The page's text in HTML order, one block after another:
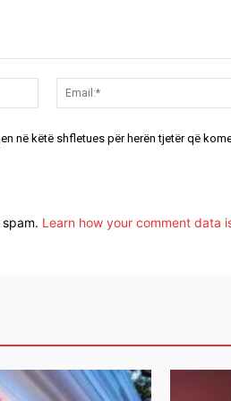
Emri:*
në këtë shfletues për herën tjetër që
Learn how your comment data